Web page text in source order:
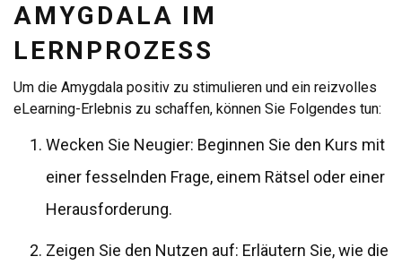
AMYGDALA IM
LERNPROZESS
Um die Amygdala positiv zu stimulieren und ein reizvolles
eLearning-Erlebnis zu schaffen, können Sie Folgendes tun:
Wecken Sie Neugier: Beginnen Sie den Kurs mit
einer fesselnden Frage, einem Rätsel oder einer
Herausforderung.
Zeigen Sie den Nutzen auf: Erläutern Sie, wie die